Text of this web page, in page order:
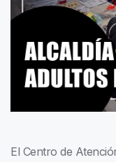
El Centro de